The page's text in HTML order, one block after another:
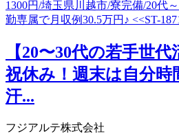
【20〜30代の若手世
祝休み！週末は自分
汗...
フジアルテ株式会社